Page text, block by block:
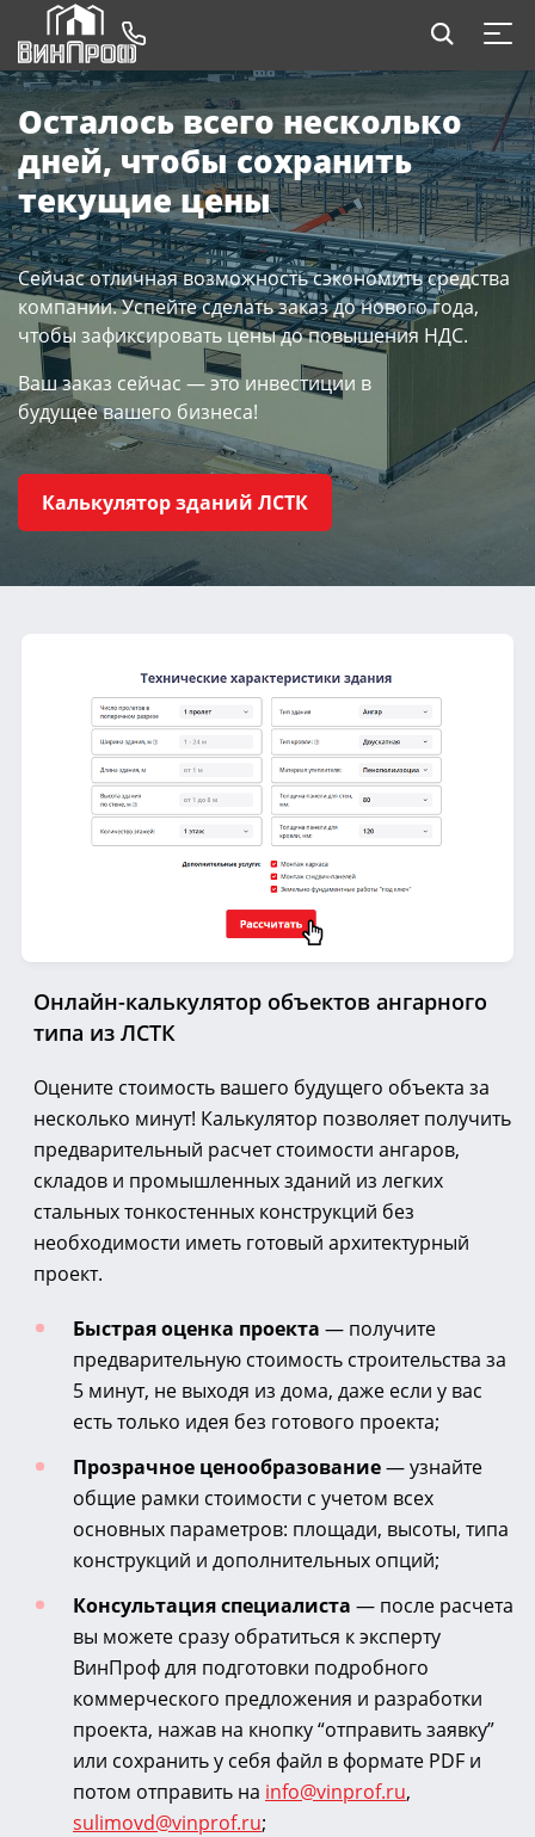
Осталось всего несколько
дней, чтобы сохранить
текущие цены
Сейчас отличная возможность сэкономить средства
компании. Успейте сделать заказ до нового года,
чтобы зафиксировать цены до повышения НДС.
Ваш заказ сейчас — это инвестиции в
будущее вашего бизнеса!
Калькулятор зданий ЛСТК
Онлайн-калькулятор объектов ангарного
типа из ЛСТК
Оцените стоимость вашего будущего объекта за
несколько минут! Калькулятор позволяет получить
предварительный расчет стоимости ангаров,
складов и промышленных зданий из легких
стальных тонкостенных конструкций без
необходимости иметь готовый архитектурный
проект.
Быстрая оценка проекта — получите
предварительную стоимость строительства за
5 минут, не выходя из дома, даже если у вас
есть только идея без готового проекта;
Прозрачное ценообразование— узнайте
общие рамки стоимости с учетом всех
основных параметров: площади, высоты, типа
конструкций и дополнительных опций;
Консультация специалиста — после расчета
вы можете сразу обратиться к эксперту
ВинПроф для подготовки подробного
коммерческого предложения и разработки
проекта, нажав на кнопку “отправить заявку”
или сохранить у себя файл в формате PDF и
потом отправить на info@vinprof.ru,
sulimovd@vinprof.ru;